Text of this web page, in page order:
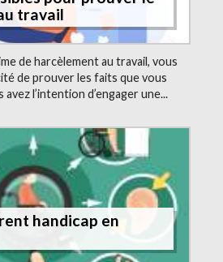
travail
de harcèlement au travail, vous
de prouver les faits que vous
l’intention d’engager une...
handicap en